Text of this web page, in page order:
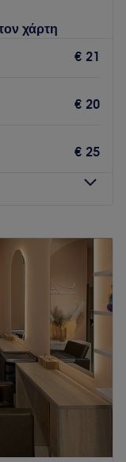
χάρτη
€ 21
€ 20
€ 25
10:00
10:00
21:00
20:00
18:00
Κλειστό
υπηρεσιών
μανικιούρ,
από τις
να σε ανανεώσει.